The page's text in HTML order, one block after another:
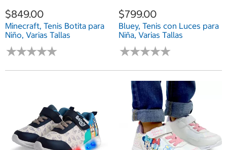
$849.00
Minecraft, Tenis Botita para
Niño, Varias Tallas
★★★★★
★★★★★
$799.00
Bluey, Tenis con Luces para
Niña, Varias Tallas
★★★★★
★★★★★